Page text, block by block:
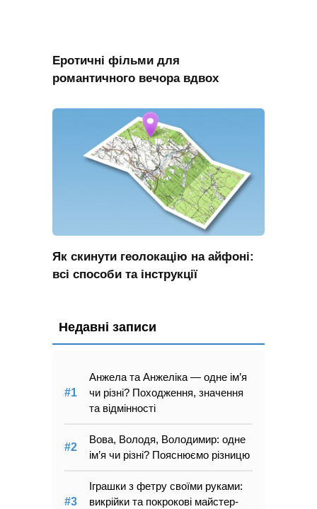
Еротичні фільми для
романтичного вечора вдвох
Як скинути геолокацію на айфоні:
всі способи та інструкції
Недавні записи
Анжела та Анжеліка — одне ім’я
чи різні? Походження, значення
та відмінності
Вова, Володя, Володимир: одне
ім’я чи різні? Пояснюємо різницю
Іграшки з фетру своїми руками:
викрійки та покрокові майстер-